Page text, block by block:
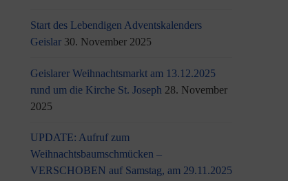
Start des Lebendigen Adventskalenders
Geislar 30. November 2025
Geislarer Weihnachtsmarkt am 13.12.2025
rund um die Kirche St. Joseph 28. November
2025
UPDATE: Aufruf zum
Weihnachtsbaumschmücken –
VERSCHOBEN auf Samstag, am 29.11.2025